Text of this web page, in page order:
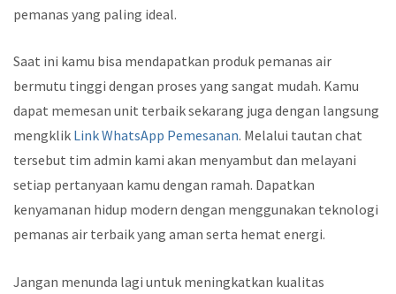
pemanas yang paling ideal.
Saat ini kamu bisa mendapatkan produk pemanas air
bermutu tinggi dengan proses yang sangat mudah. Kamu
dapat memesan unit terbaik sekarang juga dengan langsung
mengklik Link WhatsApp Pemesanan. Melalui tautan chat
tersebut tim admin kami akan menyambut dan melayani
setiap pertanyaan kamu dengan ramah. Dapatkan
kenyamanan hidup modern dengan menggunakan teknologi
pemanas air terbaik yang aman serta hemat energi.
Jangan menunda lagi untuk meningkatkan kualitas